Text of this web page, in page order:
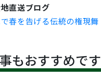
直送ブログ
春を告げる伝統の権現舞
もおすすめです